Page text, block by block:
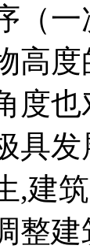
（
高
度
具
,建
整